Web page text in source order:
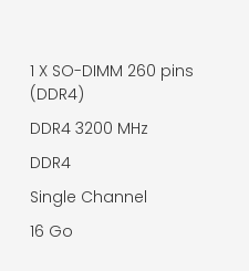
1 X SO-DIMM 260 pins
(DDR4)
DDR4 3200 MHz
DDR4
Single Channel
16 Go